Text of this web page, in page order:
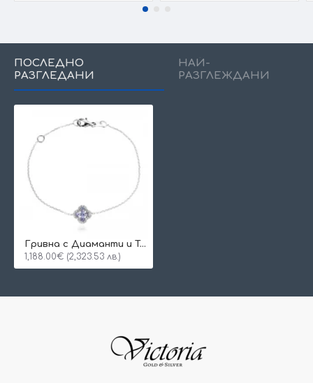
ПОСЛЕДНО
РАЗГЛЕДАНИ
НАЙ-
РАЗГЛЕЖДАНИ
Гривна с Диаманти и Танзанит Aura Clover
1,188.00€ (2,323.53 лв.)